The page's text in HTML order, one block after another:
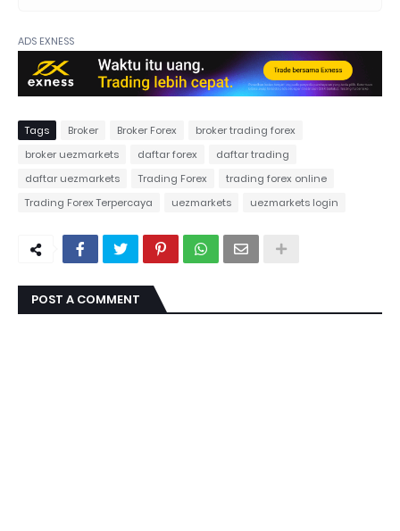
ADS EXNESS
Tags Broker Broker Forex
broker trading forex
broker uezmarkets
daftar forex
daftar trading
daftar uezmarkets
Trading Forex
trading forex online
Trading Forex Terpercaya
uezmarkets uezmarkets login
POST A COMMENT